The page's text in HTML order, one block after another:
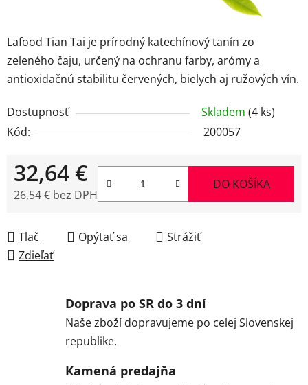
Lafood Tian Tai je prírodný katechínový tanín zo
zeleného čaju, určený na ochranu farby, arómy a
antioxidačnú stabilitu červených, bielych aj ružových vín.
Dostupnosť Skladem (4 ks)
Kód:
200057
32,64 €
26,54 € bez DPH
DO KOŠÍKA
Tlač Opýtať sa
Strážiť
Zdieľať
Doprava po SR do 3 dní
Naše zboží dopravujeme po celej Slovenskej
republike.
Kamená predajňa